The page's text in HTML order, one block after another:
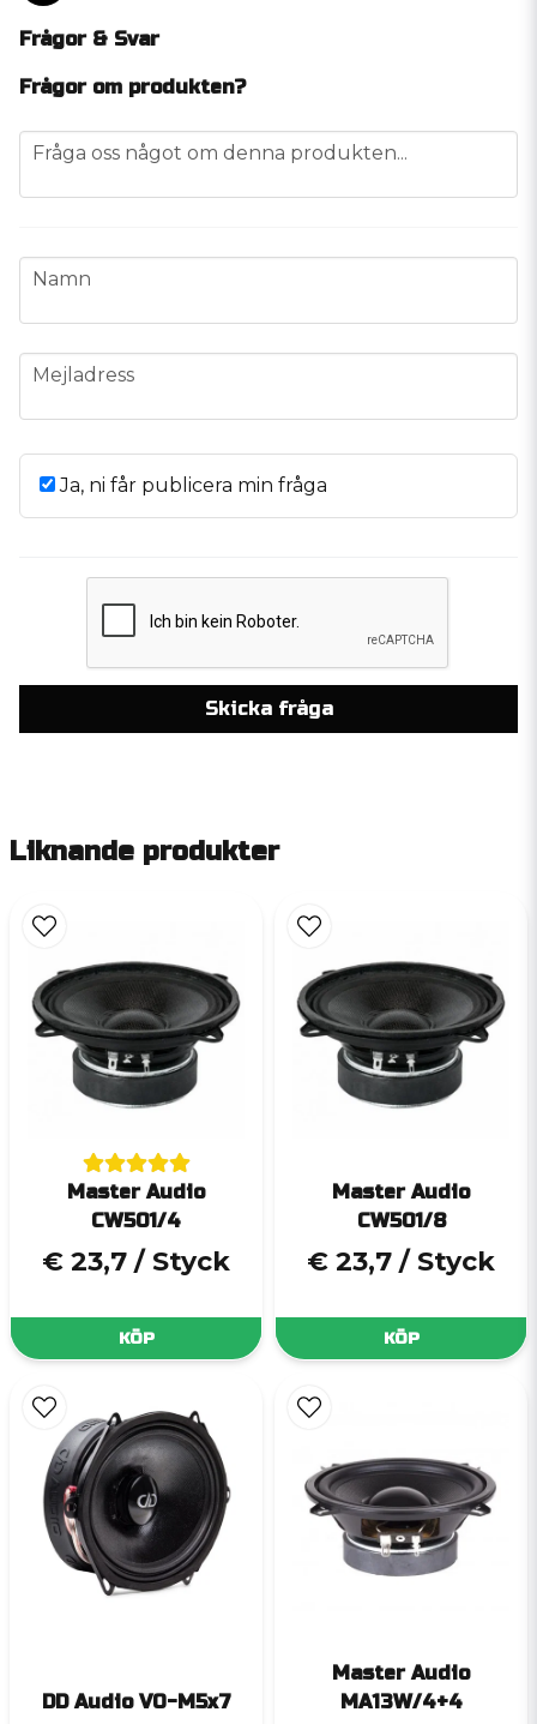
Frågor & Svar
Frågor om produkten?
question
Fråga oss något om denna produkten...
name
Namn
email
Mejladress
Ja, ni får publicera min fråga
Skicka fråga
Liknande produkter
Master Audio
CW501/4
€ 23,7 / Styck
KÖP
Master Audio
CW501/8
€ 23,7 / Styck
KÖP
DD Audio VO-M5x7
Master Audio
MA13W/4+4